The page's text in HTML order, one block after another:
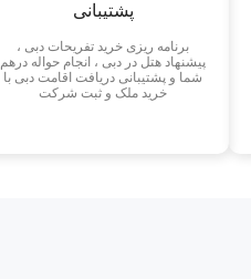
پشتیبانی
برنامه ریزی خرید تفریحات دبی ،
پیشنهاد هتل در دبی ، انجام حواله درهم
شما و پشتیبانی دریافت اقامت دبی با
خرید ملک و ثبت شرکت